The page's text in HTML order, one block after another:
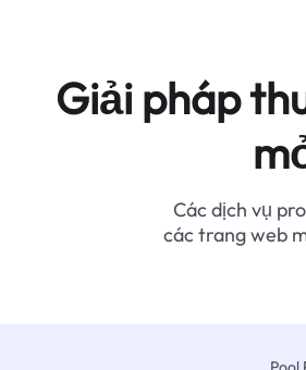
Giải pháp
Các dịch vụ
các trang web